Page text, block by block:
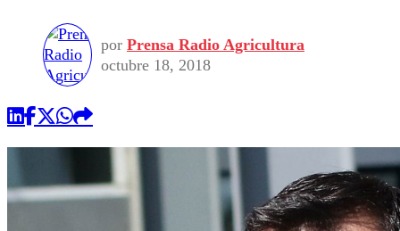
Seleccion Chilena
Torneo Internacional
Economía
Internacional
Publicaciones en medios
Opinión
por Prensa Radio Agricultura
octubre 18, 2018